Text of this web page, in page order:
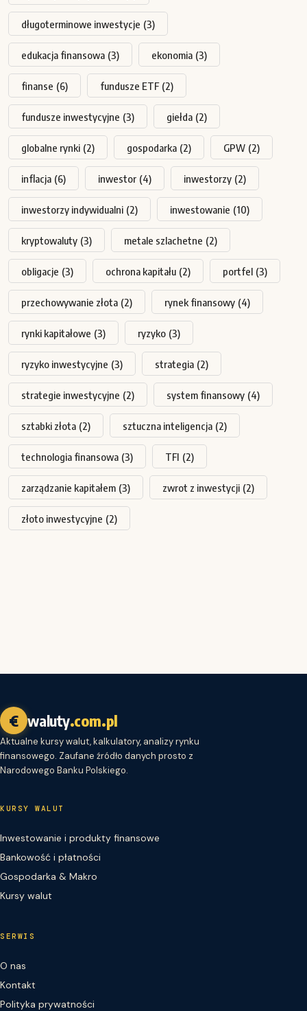
długoterminowe inwestycje (3)
edukacja finansowa (3) ekonomia (3)
finanse (6) fundusze ETF (2)
fundusze inwestycyjne (3) giełda (2)
globalne rynki (2) gospodarka (2) GPW (2)
inflacja (6) inwestor (4) inwestorzy (2)
inwestorzy indywidualni (2) inwestowanie (10)
kryptowaluty (3) metale szlachetne (2)
obligacje (3) ochrona kapitału (2) portfel (3)
przechowywanie złota (2) rynek finansowy (4)
rynki kapitałowe (3) ryzyko (3)
ryzyko inwestycyjne (3) strategia (2)
strategie inwestycyjne (2) system finansowy (4)
sztabki złota (2) sztuczna inteligencja (2)
technologia finansowa (3) TFI (2)
zarządzanie kapitałem (3) zwrot z inwestycji (2)
złoto inwestycyjne (2)
€ waluty.com.pl
Aktualne kursy walut, kalkulatory, analizy rynku
finansowego. Zaufane źródło danych prosto z
Narodowego Banku Polskiego.
KURSY WALUT
Inwestowanie i produkty finansowe
Bankowość i płatności
Gospodarka & Makro
Kursy walut
SERWIS
O nas
Kontakt
Polityka prywatności